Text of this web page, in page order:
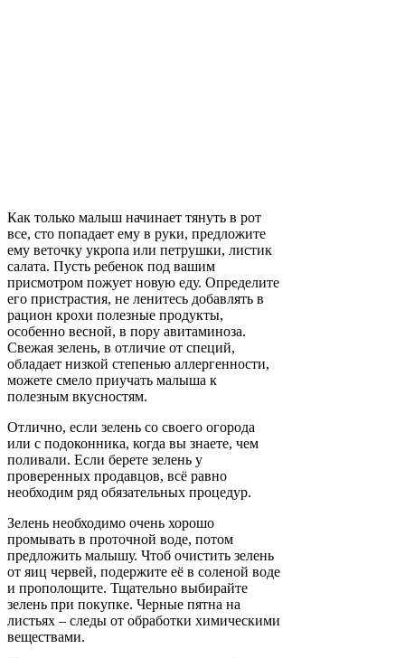
Как только малыш начинает тянуть в рот
все, сто попадает ему в руки, предложите
ему веточку укропа или петрушки, листик
салата. Пусть ребенок под вашим
присмотром пожует новую еду. Определите
его пристрастия, не ленитесь добавлять в
рацион крохи полезные продукты,
особенно весной, в пору авитаминоза.
Свежая зелень, в отличие от специй,
обладает низкой степенью аллергенности,
можете смело приучать малыша к
полезным вкусностям.
Отлично, если зелень со своего огорода
или с подоконника, когда вы знаете, чем
поливали. Если берете зелень у
проверенных продавцов, всё равно
необходим ряд обязательных процедур.
Зелень необходимо очень хорошо
промывать в проточной воде, потом
предложить малышу. Чтоб очистить зелень
от яиц червей, подержите её в соленой воде
и прополощите. Тщательно выбирайте
зелень при покупке. Черные пятна на
листьях – следы от обработки химическими
веществами.